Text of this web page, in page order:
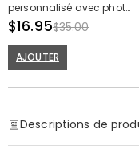
personnalisé avec photo
Cadeau de fête des
aime le jardinage
$16.95$35.00
AJOUTER
Descriptions de